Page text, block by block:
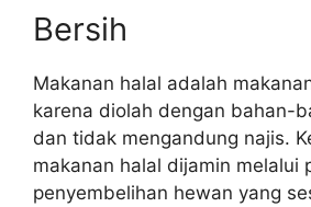
Bersih
Makanan halal adalah
karena diolah dengan bahan-
dan tidak mengandung najis.
makanan halal dijamin melalui
penyembelihan hewan yang